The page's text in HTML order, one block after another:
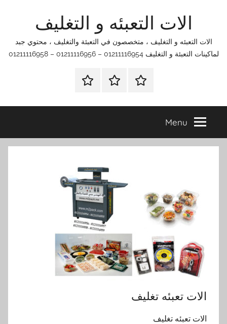
الات التعبئه و التغليف
الات التعبئه و التغليف ، متخصصون في التعبئة والتغليف ، محتوي جبد
لماكينات التعبئة و التغليف 01211116954 – 01211116956 – 01211116958
الرئيسيةاتصل
اتـصـل
في
التي
Menu
الات تعبئه تغليف
الات تعبئه تغليف